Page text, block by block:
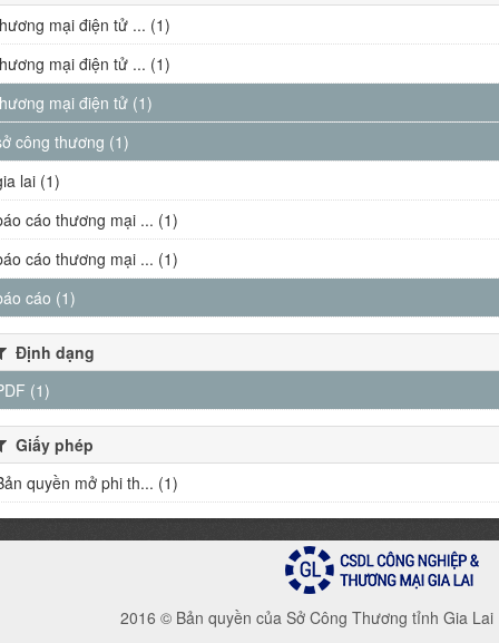
mại điện tử ... (1)
mại điện tử ... (1)
mại điện tử (1)
công thương (1)
lai (1)
cáo thương mại ... (1)
cáo thương mại ... (1)
cáo (1)
Định dạng
(1)
Giấy phép
quyền mở phi th... (1)
2016 © Bản quyền của Sở Công Thương tỉnh Gia Lai